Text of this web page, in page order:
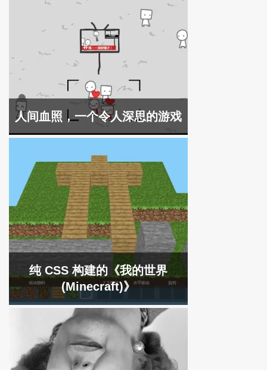
人间血照，一个令人深思的游戏
纯 CSS 构建的《我的世界
(Minecraft)》